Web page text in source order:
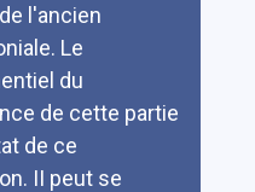
l'ancien
Le
du
de cette partie
de ce
II peut se